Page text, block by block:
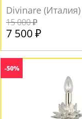
Divinare (Италия)
15 000 ₽
7 500 ₽
-50%